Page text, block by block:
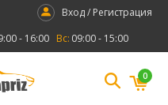
Вход / Регистрация
- 16:00 Вс: 09:00 - 15:00
0